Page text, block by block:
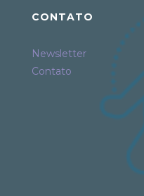
CONTATO
Newsletter
Contato